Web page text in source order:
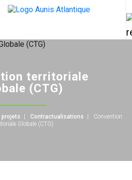
territoriale
(CTG)
projets Contractualisations
Convention
Globale (CTG)